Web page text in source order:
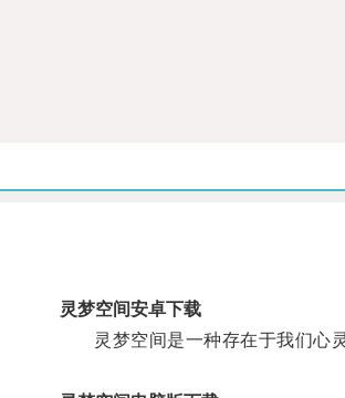
灵梦空间安卓下载
灵梦空间是一种存在于我们心灵